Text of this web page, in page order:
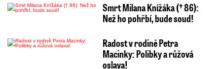
Smrt Milana Knížáka († 86):
Než ho pohřbí, bude soud!
Radost v rodině Petra
Macinky: Polibky a růžová
oslava!